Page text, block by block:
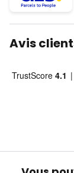
Avis